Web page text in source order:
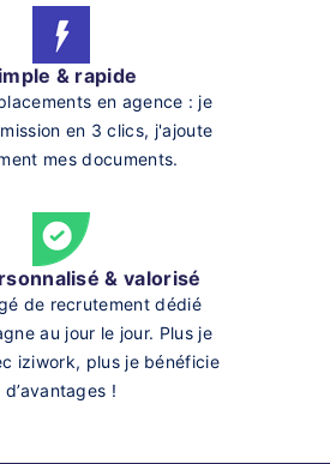
& rapide
en agence : je
en 3 clics, j'ajoute
mes documents.
& valorisé
de recrutement dédié
au jour le jour. Plus je
iziwork, plus je bénéficie
d’avantages !